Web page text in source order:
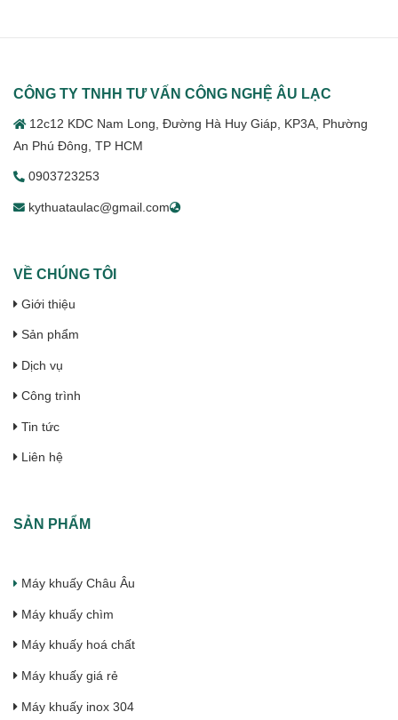
CÔNG TY TNHH TƯ VẤN CÔNG NGHỆ ÂU LẠC
12c12 KDC Nam Long, Đường Hà Huy Giáp, KP3A, Phường
An Phú Đông, TP HCM
0903723253
kythuataulac@gmail.com
VỀ CHÚNG TÔI
Giới thiệu
Sản phẩm
Dịch vụ
Công trình
Tin tức
Liên hệ
SẢN PHẨM
Máy khuấy Châu Âu
Máy khuấy chìm
Máy khuấy hoá chất
Máy khuấy giá rẻ
Máy khuấy inox 304